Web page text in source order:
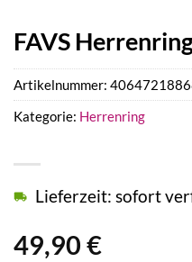
FAVS
49,90 €
Lieferzeit: sofort
Artikelnummer:
Kategorie: Herrenring